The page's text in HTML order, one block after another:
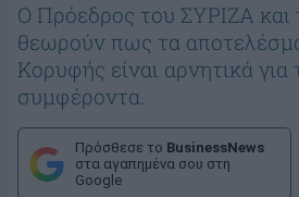
Ο Πρόεδρος του ΣΥΡΙΖΑ και
θεωρούν πως τα
Κορυφής είναι αρνητικά για
συμφέροντα.
Πρόσθεσε το BusinessNews
στα αγαπημένα σου στη
Google